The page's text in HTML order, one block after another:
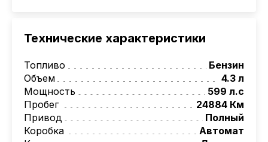
историю автомобиля, его техническое
состояние.
Технические характеристики
Топливо
Бензин
Объем
4.3 л
Мощность
599 л.с
Пробег
24884 Км
Привод
Полный
Коробка
Автомат